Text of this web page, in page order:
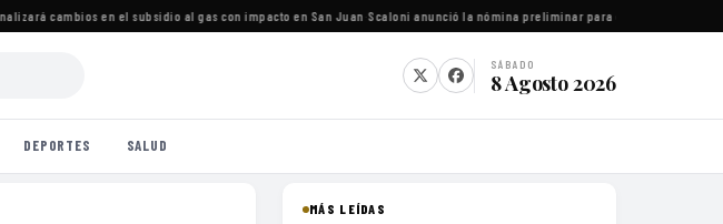
cambios en el subsidio al gas con impacto en San Juan·Scaloni anunció la nómina preliminar para el Mundial 2026
SÁBADO
8 Agosto 2026
DEPORTES SALUD
MÁS LEÍDAS